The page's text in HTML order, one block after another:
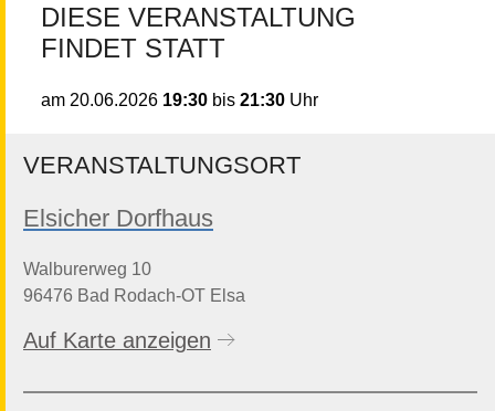
DIESE VERANSTALTUNG
FINDET STATT
am 20.06.2026 19:30 bis 21:30 Uhr
VERANSTALTUNGSORT
Elsicher Dorfhaus
Walburerweg 10
96476 Bad Rodach-OT Elsa
Auf Karte anzeigen